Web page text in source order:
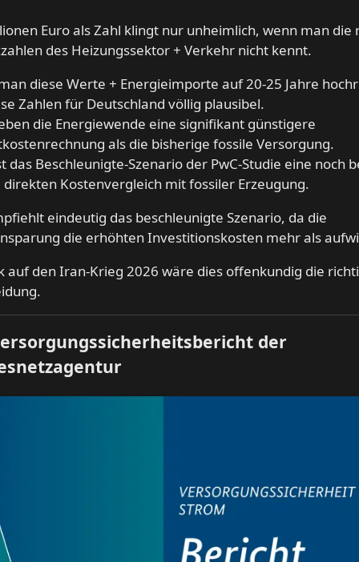
Euro als Zahl klingt nur unheimlich, wenn man die
des Heizungssektor + Verkehr nicht kennt.
diese Werte + Energieimporte auf 20-25 Jahre
Zahlen für Deutschland völlig plausibel.
die Energiewende eine signifikant günstigere
als die bisherige fossile Versorgung.
das Beschleunigte-Szenario der PwC-Studie eine noch
Kostenvergleich mit fossiler Erzeugung.
eindeutig das beschleunigte Szenario, da die
die erhöhten Investitionskosten mehr als
auf den Iran-Krieg 2026 wäre dies offenkundig die
der